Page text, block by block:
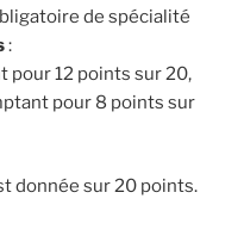
de spécialité
:
pour 12 points sur 20,
pour 8 points sur
donnée sur 20 points.